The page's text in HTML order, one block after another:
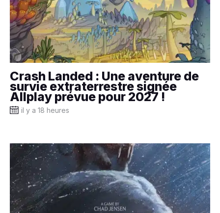
Crash Landed : Une aventure de
survie extraterrestre signée
Allplay prévue pour 2027 !
il y a 18 heures